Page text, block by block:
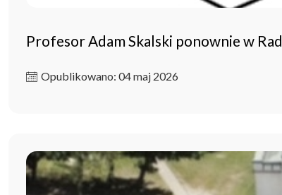
Profesor Adam Skalski ponownie w
Opublikowano: 04 maj 2026